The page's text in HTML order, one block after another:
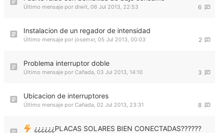
6
Último mensaje por diwit, 06 Jul 2013, 22:53
Instalacion de un regador de intensidad
2
Último mensaje por josemxr, 05 Jul 2013, 00:03
Problema interruptor doble
3
Último mensaje por Cañada, 03 Jul 2013, 14:10
Ubicacion de interruptores
8
Último mensaje por Cañada, 02 Jul 2013, 23:31
¿¿¿¿¿¿PLACAS SOLARES BIEN CONECTADAS??????